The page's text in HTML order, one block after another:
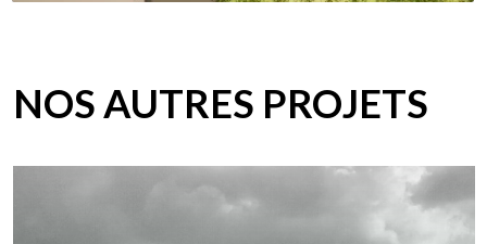
NOS AUTRES PROJETS